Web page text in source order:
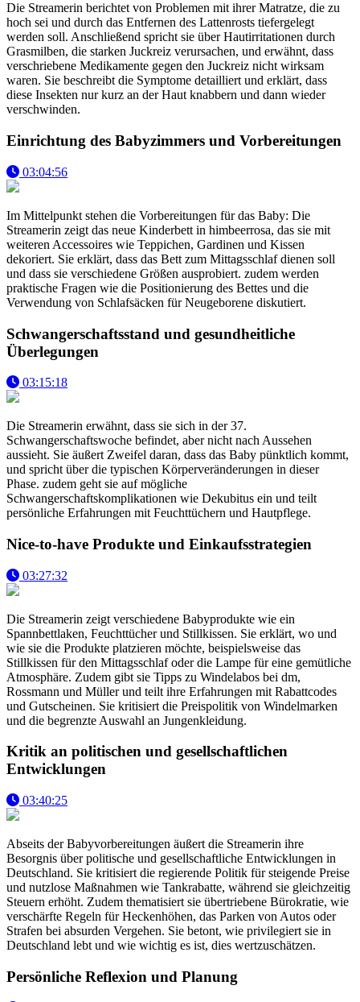
Die Streamerin berichtet von Problemen mit ihrer Matratze, die zu
hoch sei und durch das Entfernen des Lattenrosts tiefergelegt
werden soll. Anschließend spricht sie über Hautirritationen durch
Grasmilben, die starken Juckreiz verursachen, und erwähnt, dass
verschriebene Medikamente gegen den Juckreiz nicht wirksam
waren. Sie beschreibt die Symptome detailliert und erklärt, dass
diese Insekten nur kurz an der Haut knabbern und dann wieder
verschwinden.
Einrichtung des Babyzimmers und Vorbereitungen
03:04:56
Im Mittelpunkt stehen die Vorbereitungen für das Baby: Die
Streamerin zeigt das neue Kinderbett in himbeerrosa, das sie mit
weiteren Accessoires wie Teppichen, Gardinen und Kissen
dekoriert. Sie erklärt, dass das Bett zum Mittagsschlaf dienen soll
und dass sie verschiedene Größen ausprobiert. zudem werden
praktische Fragen wie die Positionierung des Bettes und die
Verwendung von Schlafsäcken für Neugeborene diskutiert.
Schwangerschaftsstand und gesundheitliche
Überlegungen
03:15:18
Die Streamerin erwähnt, dass sie sich in der 37.
Schwangerschaftswoche befindet, aber nicht nach Aussehen
aussieht. Sie äußert Zweifel daran, dass das Baby pünktlich kommt,
und spricht über die typischen Körperveränderungen in dieser
Phase. zudem geht sie auf mögliche
Schwangerschaftskomplikationen wie Dekubitus ein und teilt
persönliche Erfahrungen mit Feuchttüchern und Hautpflege.
Nice-to-have Produkte und Einkaufsstrategien
03:27:32
Die Streamerin zeigt verschiedene Babyprodukte wie ein
Spannbettlaken, Feuchttücher und Stillkissen. Sie erklärt, wo und
wie sie die Produkte platzieren möchte, beispielsweise das
Stillkissen für den Mittagsschlaf oder die Lampe für eine gemütliche
Atmosphäre. Zudem gibt sie Tipps zu Windelabos bei dm,
Rossmann und Müller und teilt ihre Erfahrungen mit Rabattcodes
und Gutscheinen. Sie kritisiert die Preispolitik von Windelmarken
und die begrenzte Auswahl an Jungenkleidung.
Kritik an politischen und gesellschaftlichen
Entwicklungen
03:40:25
Abseits der Babyvorbereitungen äußert die Streamerin ihre
Besorgnis über politische und gesellschaftliche Entwicklungen in
Deutschland. Sie kritisiert die regierende Politik für steigende Preise
und nutzlose Maßnahmen wie Tankrabatte, während sie gleichzeitig
Steuern erhöht. Zudem thematisiert sie übertriebene Bürokratie, wie
verschärfte Regeln für Heckenhöhen, das Parken von Autos oder
Strafen bei absurden Vergehen. Sie betont, wie privilegiert sie in
Deutschland lebt und wie wichtig es ist, dies wertzuschätzen.
Persönliche Reflexion und Planung